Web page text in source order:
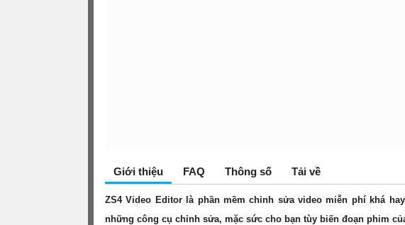
Giới thiệu FAQ Thông số Tải về
ZS4 Video Editor là phần mềm chỉnh sửa video miễn phí khá
những công cụ chỉnh sửa, mặc sức cho bạn tùy biến đoạn phim